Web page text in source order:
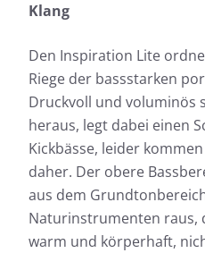
Klang
Den Inspiration Lite
Riege der bassstarken
Druckvoll und voluminös
heraus, legt dabei einen
Kickbässe, leider
daher. Der obere
aus dem
Naturinstrumenten raus,
warm und körperhaft,